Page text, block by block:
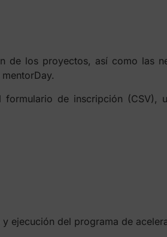
de los proyectos, así como las
de inscripción (CSV),
ejecución del programa de